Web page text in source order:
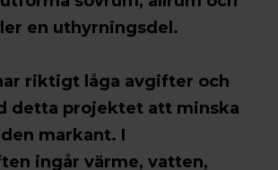
en uthyrningsdel.
riktigt låga avgifter och
detta projektet att minska
markant. I
ingår värme, vatten,